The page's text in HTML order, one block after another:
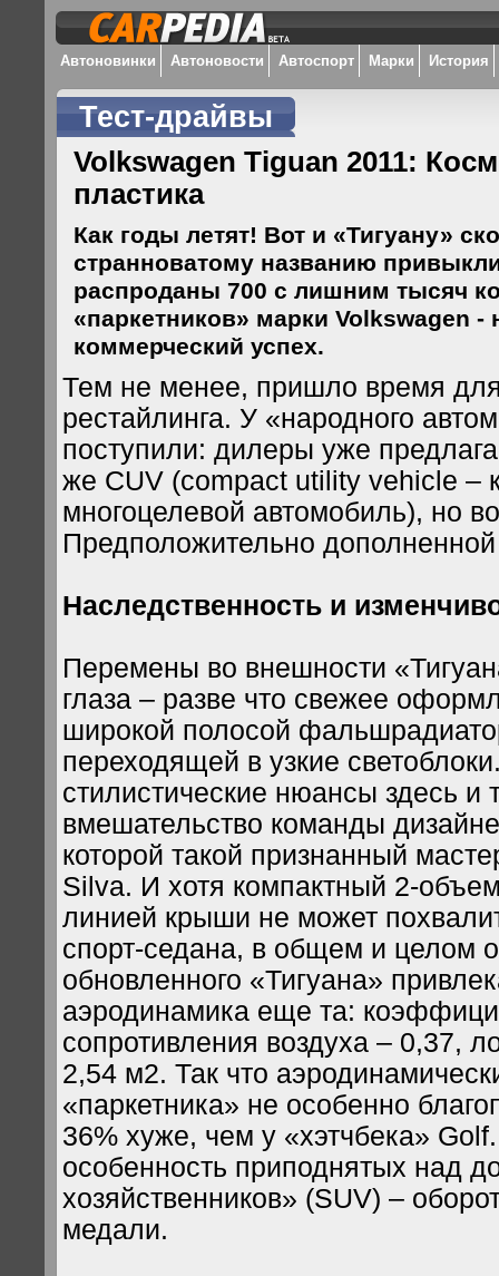
Автоновинки Автоновости Автоспорт Марки История
Тест-драйвы
Volkswagen Tiguan 2011:
пластика
Как годы летят! Вот и «Тигуану»
странноватому названию
распроданы 700 с лишним тысяч
«паркетников» марки Volkswagen
коммерческий успех.
Тем не менее, пришло время
рестайлинга. У «народного
поступили: дилеры уже
же CUV (compact utility vehicle –
многоцелевой автомобиль), но
Предположительно
Наследственность и
Перемены во внешности
глаза – разве что свежее
широкой полосой
переходящей в узкие
стилистические нюансы здесь и
вмешательство команды
которой такой признанный
Silva. И хотя компактный 2-
линией крыши не может
спорт-седана, в общем и целом
обновленного «Тигуана»
аэродинамика еще та:
сопротивления воздуха – 0,37,
2,54 м2. Так что
«паркетника» не особенно
36% хуже, чем у «хэтчбека»
особенность приподнятых над
хозяйственников» (SUV) –
медали.